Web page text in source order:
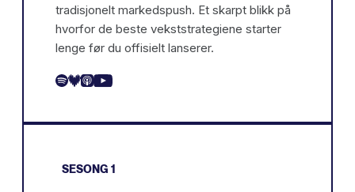
tradisjonelt markedspush. Et skarpt blikk på
hvorfor de beste vekststrategiene starter
lenge før du offisielt lanserer.
SESONG 1